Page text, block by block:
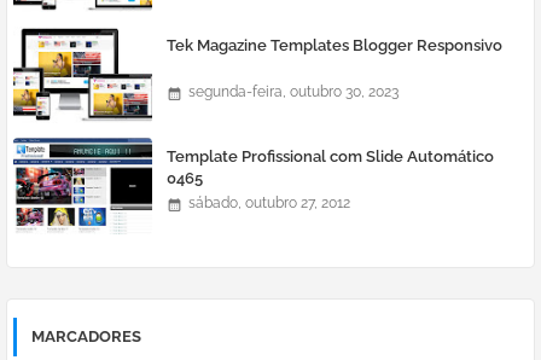
Tek Magazine Templates Blogger Responsivo
segunda-feira, outubro 30, 2023
Template Profissional com Slide Automático
0465
sábado, outubro 27, 2012
MARCADORES